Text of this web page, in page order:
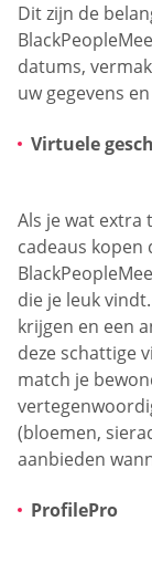
Dit zijn de
datums,
uw gegevens
Virtuele
Als je wat extra
cadeaus
die je leuk
krijgen en een
deze schattige
match je
(bloemen,
aanbieden
ProfilePro